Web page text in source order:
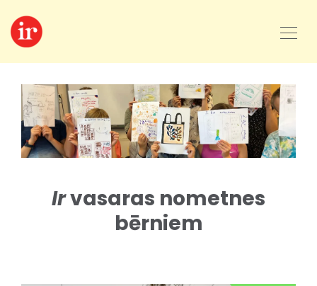
Irvasaras nometnes
bērniem